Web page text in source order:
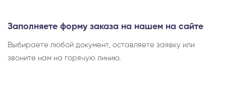
Заполняете форму заказа на нашем на сайте
Выбираете любой документ, оставляете заявку или
звоните нам на горячую линию.